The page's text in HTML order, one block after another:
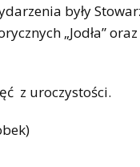
były
„Jodła”
z uroczystości.